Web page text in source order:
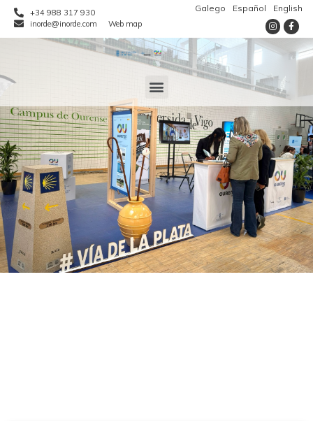
+34 988 317 930
inorde@inorde.com
Web map
Galego Español English